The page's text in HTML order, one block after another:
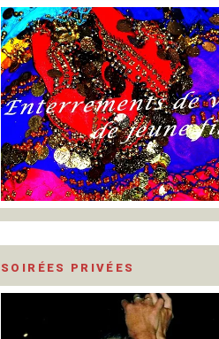
SOIRÉES PRIVÉES